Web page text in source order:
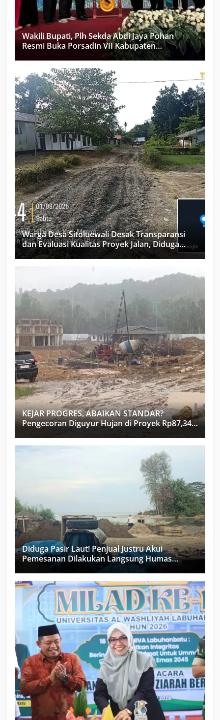
Wakili Bupati, Plh Sekda Abdi Jaya Pohan
Resmi Buka Porsadin VII Kabupaten
Warga Desa Sitoluewali Desak Transparansi
dan Evaluasi Kualitas Proyek Jalan, Diduga
Minim Informasi
KEJAR PROGRES, ABAIKAN STANDAR?
Pengecoran Diguyur Hujan di Proyek Rp87,34
Miliar Sukma Nias, Konsultan, Pengawas dan
PPK Bungkam
Diduga Pasir Laut! Penjual Justru Akui
Pemesanan Dilakukan Langsung Humas